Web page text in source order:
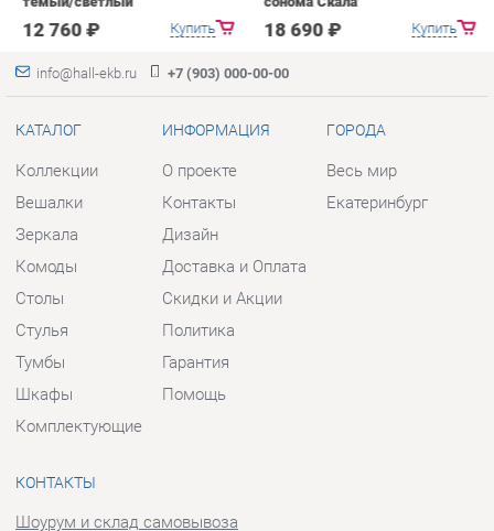
Комоды
Стулья
Тумбы
Шкафы
Комплектующие
Контакты
Доставка и Оплата
Политика
Гарантия
Помощь
Шоурум и склад самовывоза
Адрес: г. Екатеринбург, пер.
Базовый, 47
Телефон: +7 (903) 000-00-00
Пн - Пт:10:00 - 18:00 (GMT+5)